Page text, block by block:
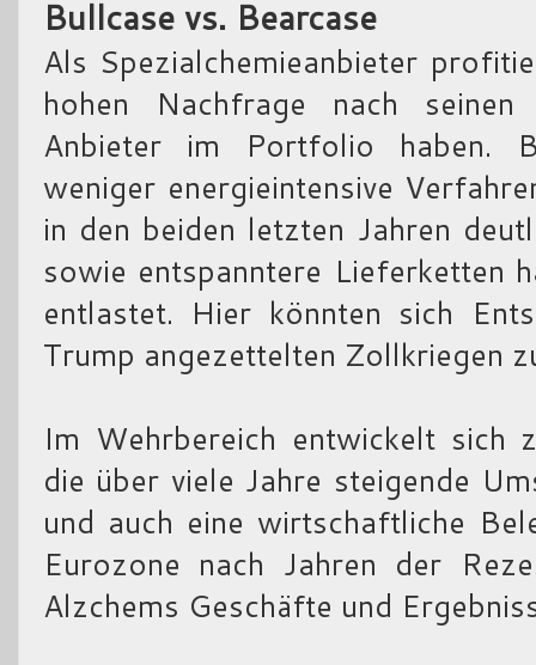
Bullcase vs. Bearcase
Als Spezialchemieanbieter
hohen Nachfrage nach
Anbieter im Portfolio haben.
weniger energieintensive
in den beiden letzten Jahren
sowie entspanntere Lieferketten
entlastet. Hier könnten sich
Trump angezettelten Zollkriegen
Im Wehrbereich entwickelt sich
die über viele Jahre steigende
und auch eine wirtschaftliche
Eurozone nach Jahren der
Alzchems Geschäfte und